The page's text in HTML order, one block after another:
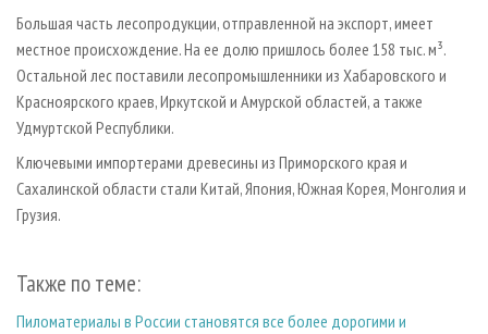
ИНСТРУМЕНТ И МАТЕРИАЛЫ
БИБЛИОТЕКА СПЕЦИАЛИСТА
Большая часть лесопродукции, отправленной на экспорт, имеет
местное происхождение. На ее долю пришлось более 158 тыс. м³.
Остальной лес поставили лесопромышленники из Хабаровского и
Красноярского краев, Иркутской и Амурской областей, а также
Удмуртской Республики.
Ключевыми импортерами древесины из Приморского края и
Сахалинской области стали Китай, Япония, Южная Корея, Монголия и
Грузия.
Также по теме:
Пиломатериалы в России становятся все более дорогими и